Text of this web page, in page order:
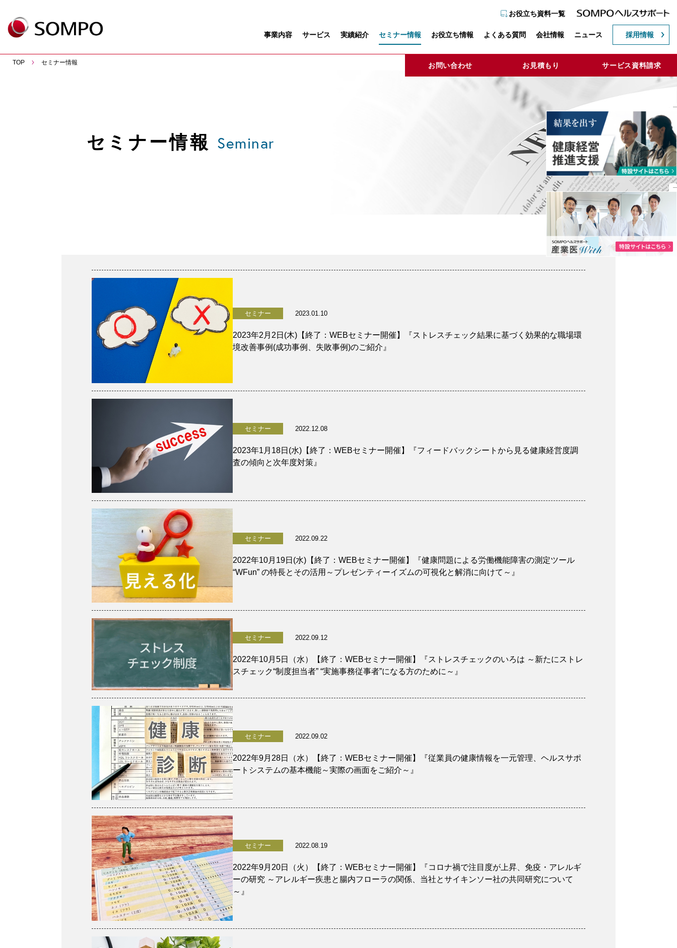
お役立ち資料一覧
事業内容 サービス 実績紹介 セミナー情報 お役立ち情報 よくある質問 会社情報 ニュース 採用情報
TOP セミナー情報
セミナー情報 Seminar
セミナー 2023.01.10
2023年2月2日(木)【終了：WEBセミナー開催】『ストレスチェック結果に基づく効果的な職場環
境改善事例(成功事例、失敗事例)のご紹介』
セミナー 2022.12.08
2023年1月18日(水)【終了：WEBセミナー開催】『フィードバックシートから見る健康経営度調
査の傾向と次年度対策』
セミナー 2022.09.22
2022年10月19日(水)【終了：WEBセミナー開催】『健康問題による労働機能障害の測定ツール
“WFun” の特長とその活用～プレゼンティーイズムの可視化と解消に向けて～』
セミナー 2022.09.12
2022年10月5日（水）【終了：WEBセミナー開催】『ストレスチェックのいろは ～新たにストレ
スチェック“制度担当者” “実施事務従事者”になる方のために～』
セミナー 2022.09.02
2022年9月28日（水）【終了：WEBセミナー開催】『従業員の健康情報を一元管理、ヘルスサポ
ートシステムの基本機能～実際の画面をご紹介～』
セミナー 2022.08.19
2022年9月20日（火）【終了：WEBセミナー開催】『コロナ禍で注目度が上昇、免疫・アレルギ
ーの研究 ～アレルギー疾患と腸内フローラの関係、当社とサイキンソー社の共同研究について
～』
Close
お問い合わせ お見積もり サービス資料請求